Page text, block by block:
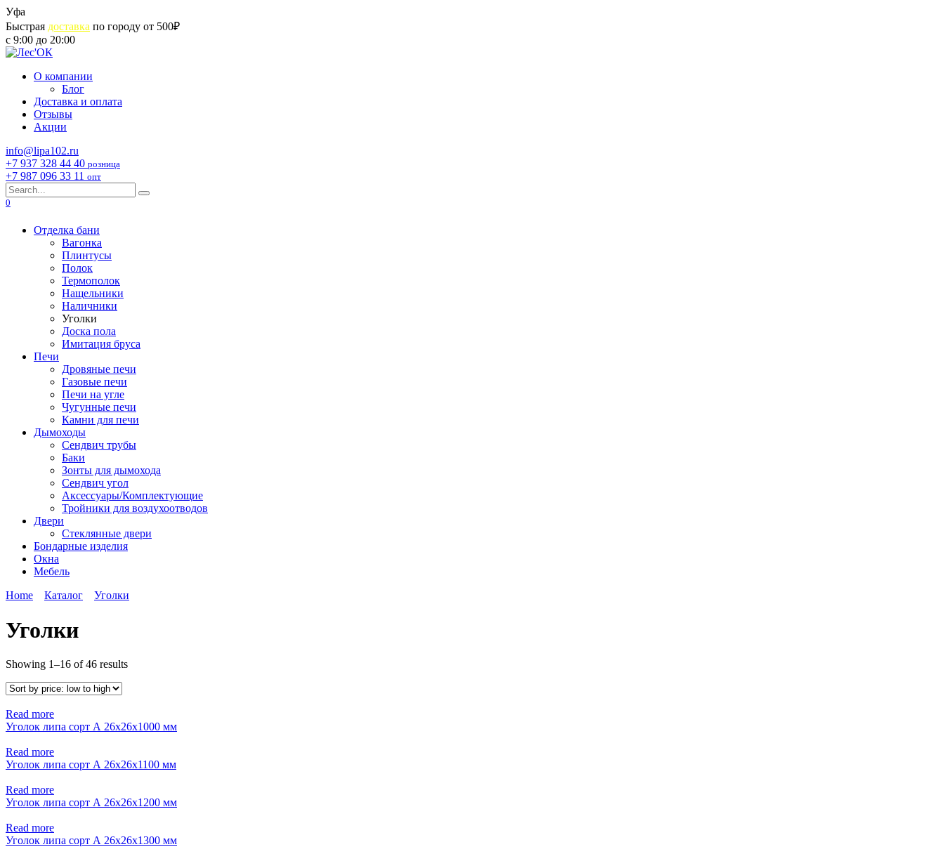
Skip
to
content
Уфа
Быстрая доставка по городу от 500₽
с 9:00 до 20:00
О компании
Блог
Доставка и оплата
Отзывы
Акции
info@lipa102.ru
+7 937 328 44 40 розница
+7 987 096 33 11 опт
Search
for:
0
Отделка бани
Вагонка
Плинтусы
Полок
Термополок
Нащельники
Наличники
Уголки
Доска пола
Имитация бруса
Печи
Дровяные печи
Газовые печи
Печи на угле
Чугунные печи
Камни для печи
Дымоходы
Сендвич трубы
Баки
Зонты для дымохода
Сендвич угол
Аксессуары/Комплектующие
Тройники для воздухоотводов
Двери
Стеклянные двери
Бондарные изделия
Окна
Мебель
Home
Каталог Уголки
Уголки
Showing 1–16 of 46 results
Read more
Уголок липа сорт А 26x26x1000 мм
Read more
Уголок липа сорт А 26x26x1100 мм
Read more
Уголок липа сорт А 26x26x1200 мм
Read more
Уголок липа сорт А 26x26x1300 мм